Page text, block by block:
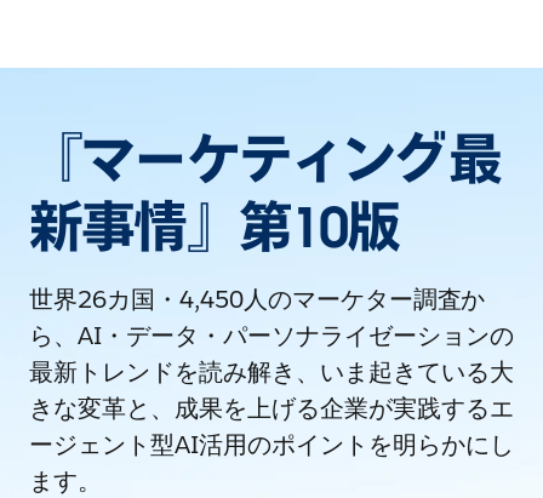
『マーケティング最
新事情』第10版
世界26カ国・4,450人のマーケター調査か
ら、AI・データ・パーソナライゼーションの
最新トレンドを読み解き、いま起きている大
きな変革と、成果を上げる企業が実践するエ
ージェント型AI活用のポイントを明らかにし
ます。